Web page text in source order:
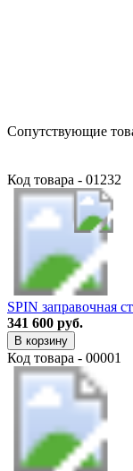
Сопутствующие
Код товара - 01232
SPIN заправочная
341 600 руб.
В корзину
Код товара - 00001